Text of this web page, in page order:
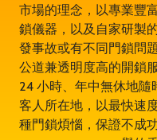
市場的理念，以專業豐
鎖儀器，以及自家研製
發事故或有不同門鎖問
公道兼透明度高的開鎖
24 小時、年中無休地
客人所在地，以最快速
種門鎖煩惱，保證不成